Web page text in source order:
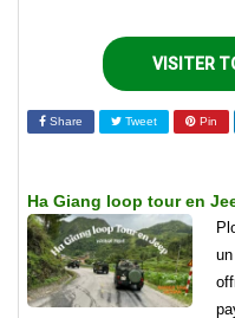
VISITER
Share Tweet Pin
Ha Giang loop tour en